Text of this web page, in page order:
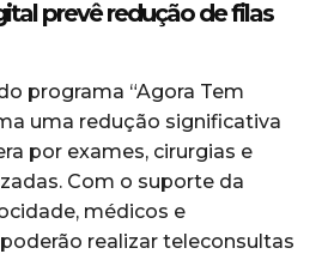
prevê redução de filas
programa “Agora Tem
uma redução significativa
por exames, cirurgias e
Com o suporte da
médicos e
realizar teleconsultas